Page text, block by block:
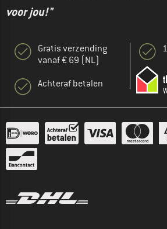
voor jou!"
Gratis verzending
vanaf € 69 (NL)
Achteraf betalen